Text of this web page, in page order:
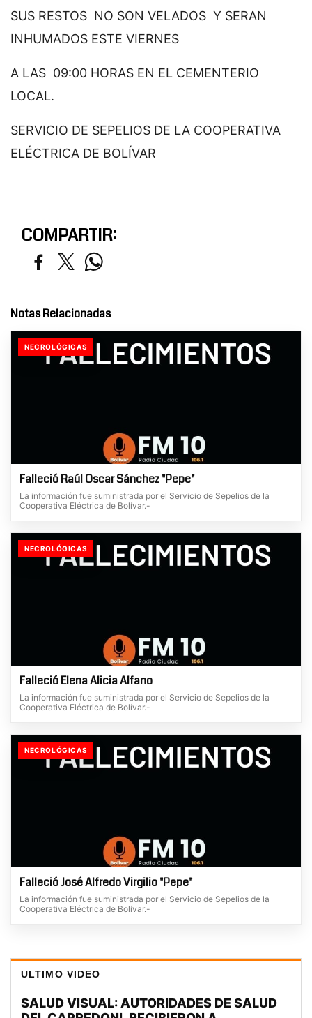
SUS RESTOS NO SON VELADOS Y SERAN
INHUMADOS ESTE VIERNES
A LAS 09:00 HORAS EN EL CEMENTERIO
LOCAL.
SERVICIO DE SEPELIOS DE LA COOPERATIVA
ELÉCTRICA DE BOLÍVAR
COMPARTIR:
Notas Relacionadas
NECROLÓGICAS
Falleció Raúl Oscar Sánchez "Pepe"
La información fue suministrada por el Servicio de Sepelios de la
Cooperativa Eléctrica de Bolívar.-
NECROLÓGICAS
Falleció Elena Alicia Alfano
La información fue suministrada por el Servicio de Sepelios de la
Cooperativa Eléctrica de Bolívar.-
NECROLÓGICAS
Falleció José Alfredo Virgilio "Pepe"
La información fue suministrada por el Servicio de Sepelios de la
Cooperativa Eléctrica de Bolívar.-
ULTIMO VIDEO